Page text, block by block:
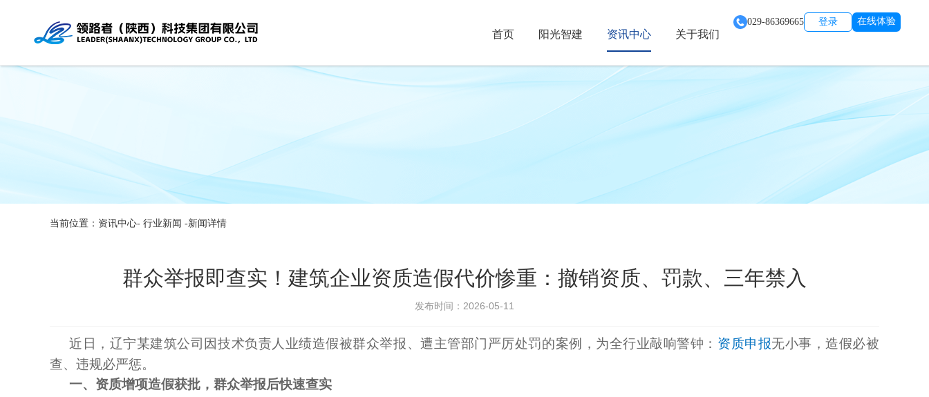
首页 阳光智建 资讯中心 关于我们
029-86369665 登录 在线体验
当前位置：资讯中心- 行业新闻 -新闻详情
群众举报即查实！建筑企业资质造假代价惨重：撤销资质、罚款、三年禁入
发布时间：2026-05-11
近日，辽宁某建筑公司因技术负责人业绩造假被群众举报、遭主管部门严厉处罚的案例，为全行业敲响警钟： 资质申报无小事，造假必被
查、违规必严惩。
一、资质增项造假获批，群众举报后快速查实